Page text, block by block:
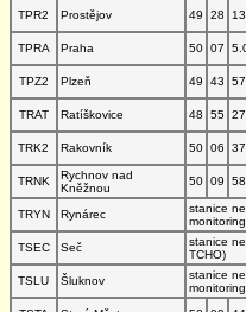
TPR2
Prostějov 49 28
TPRA
Praha 50 07
TPZ2
Plzeň 49 43
TRAT
Ratíškovice 48 55
TRK2
Rakovník 50 06
TRNK
Rychnov nad
Kněžnou
50 09
TRYN
Rynárec
stanice
TSEC
Seč
stanice
TCHO)
TSLU
Šluknov
stanice